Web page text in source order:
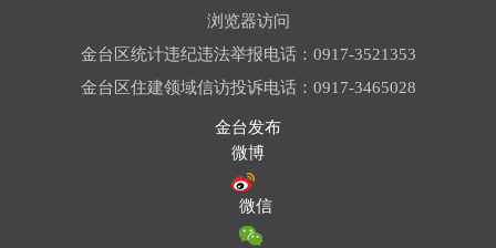
浏览器访问
金台区统计违纪违法举报电话：0917-3521353
金台区住建领域信访投诉电话：0917-3465028
金台发布
微博
微信